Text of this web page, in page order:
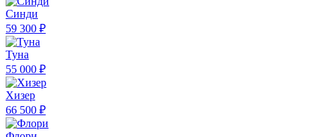
Синди
59 300 ₽
Туна
55 000 ₽
Хизер
66 500 ₽